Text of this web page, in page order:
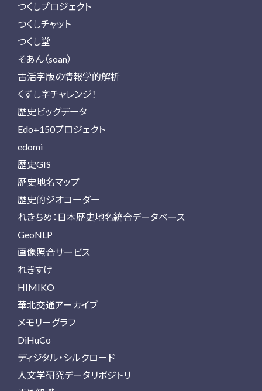
つくしプロジェクト
つくしチャット
つくし堂
そあん（soan）
古活字版の情報学的解析
くずし字チャレンジ！
歴史ビッグデータ
Edo+150プロジェクト
edomi
歴史GIS
歴史地名マップ
歴史的ジオコーダー
れきちめ：日本歴史地名統合データベース
GeoNLP
画像照合サービス
れきすけ
HIMIKO
華北交通アーカイブ
メモリーグラフ
DiHuCo
ディジタル・シルクロード
人文学研究データリポジトリ